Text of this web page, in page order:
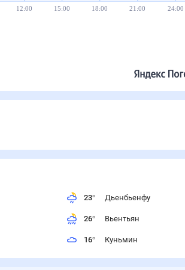
12:00 15:00 18:00 21:00 24:00
23° Дьенбьенфу
26° Вьентьян
16° Куньмин